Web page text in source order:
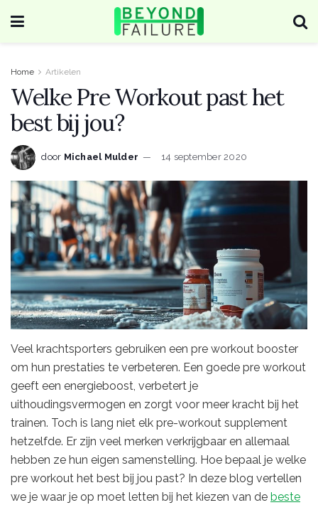
Home Artikelen
Welke Pre Workout past het
best bij jou?
door Michael Mulder 14 september 2020
Veel krachtsporters gebruiken een pre workout booster
om hun prestaties te verbeteren. Een goede pre workout
geeft een energieboost, verbetert je
uithoudingsvermogen en zorgt voor meer kracht bij het
trainen. Toch is lang niet elk pre-workout supplement
hetzelfde. Er zijn veel merken verkrijgbaar en allemaal
hebben ze hun eigen samenstelling. Hoe bepaal je welke
pre workout het best bij jou past? In deze blog vertellen
we je waar je op moet letten bij het kiezen van de beste